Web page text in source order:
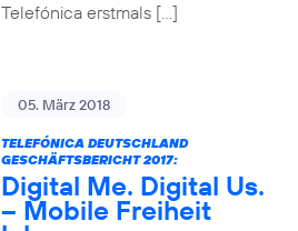
Telefónica erstmals […]
05. März 2018
TELEFÓNICA DEUTSCHLAND
GESCHÄFTSBERICHT 2017:
Digital Me. Digital Us.
– Mobile Freiheit